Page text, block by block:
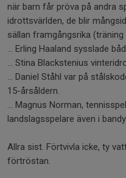
när barn får pröva på andra
idrottsvärlden, de blir
sällan framgångsrika
… Erling Haaland sysslade
… Stina Blackstenius
… Daniel Ståhl var på
15-årsåldern.
… Magnus Norman,
landslagsspelare även i bandy.
Allra sist. Förtvivla icke, ty
förtröstan.